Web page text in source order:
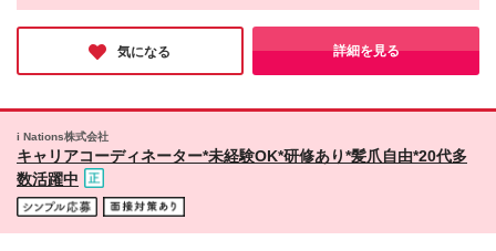
ィ、モバイルなどNW、インフラ領域で ステップア
ップしたいという意欲をお持ちの方 ・5年以上のエン
など ※あなたの経験・スキル・適性や希望を考慮して
な、営業関連の経験を活かせるポジションをご用意。
ぜひご応募いただければと思います！
進しており、多様な人財がその能力を最大限に発揮し、活躍でき
る企業を目指し取り組んでいます。女性が働く上で素晴らしい環
境も整備されており、きっとあなたも自分らしく働くことができ
るはずです。
気になる 詳細を見る
i Nations株式会社
キャリアコーディネーター*未経験OK*研修あり*髪爪自由*20代多
数活躍中